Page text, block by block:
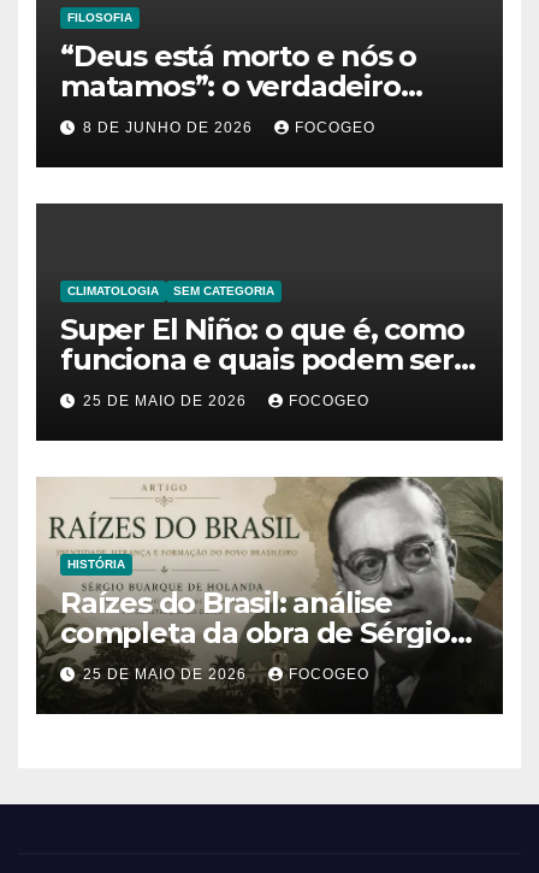
FILOSOFIA
“Deus está morto e nós o
matamos”: o verdadeiro
significado da frase de
Friedrich Nietzsche
8 DE JUNHO DE 2026 FOCOGEO
CLIMATOLOGIA SEM CATEGORIA
Super El Niño: o que é, como
funciona e quais podem ser
os impactos desse fenômeno
climático extremo no Brasil e
no mundo
25 DE MAIO DE 2026 FOCOGEO
HISTÓRIA
Raízes do Brasil: análise
completa da obra de Sérgio
Buarque de Holanda e sua
importância para entender a
formação do Brasil
25 DE MAIO DE 2026 FOCOGEO